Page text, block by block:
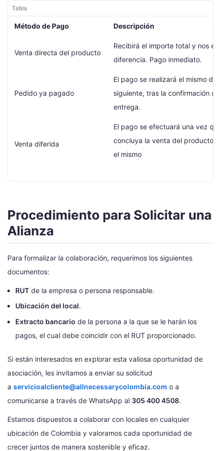
Tabla
Método de Pago Descripción
Venta directa del producto
Recibirá el importe total y nos
diferencia. Pago inmediato.
Pedido ya pagado
El pago se realizará el mismo día
siguiente, tras la confirmación de
entrega.
Venta diferida
El pago se efectuará una vez
concluya la venta del producto o
el mismo
Procedimiento para Solicitar una
Alianza
Para formalizar la colaboración, requerimos los siguientes
documentos:
RUT de la empresa o persona responsable.
Ubicación del local.
Extracto bancario de la persona a la que se le harán los
pagos, el cual debe coincidir con el RUT proporcionado.
Si están interesados en explorar esta valiosa oportunidad de
asociación, les invitamos a enviar su solicitud
a servicioalcliente@allnecessarycolombia.com o a
comunicarse a través de WhatsApp al 305 400 4508.
Estamos dispuestos a colaborar con locales en cualquier
ubicación de Colombia y valoramos cada oportunidad de
crecer juntos de manera sostenible y eficaz.